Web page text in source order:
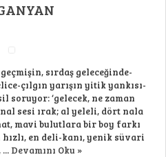
sırdaş geleceğinde-
çılgın yarışın yitik yankısı-
soruyor: ‘gelecek, ne zaman
sesi ırak; al yeleli, dört nala
mavi bulutlara bir boy farkı
en deli-kanı, yenik süvari
Devamını Oku »